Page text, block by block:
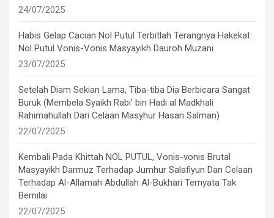
24/07/2025
Habis Gelap Cacian Nol Putul Terbitlah Terangnya Hakekat
Nol Putul Vonis-Vonis Masyayikh Dauroh Muzani
23/07/2025
Setelah Diam Sekian Lama, Tiba-tiba Dia Berbicara Sangat
Buruk (Membela Syaikh Rabi’ bin Hadi al Madkhali
Rahimahullah Dari Celaan Masyhur Hasan Salman)
22/07/2025
Kembali Pada Khittah NOL PUTUL, Vonis-vonis Brutal
Masyayikh Darmuz Terhadap Jumhur Salafiyun Dan Celaan
Terhadap Al-Allamah Abdullah Al-Bukhari Ternyata Tak
Bernilai
22/07/2025